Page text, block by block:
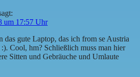
um 17:57 Uhr
das gute Laptop, das ich from se Austria
Cool, hm? Schließlich muss man hier
Sitten und Gebräuche und Umlaute